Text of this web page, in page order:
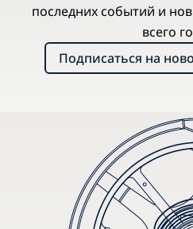
последних событий и
всего
Подписаться на